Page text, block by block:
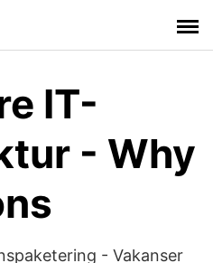
IT-
- Why
- Vakanser